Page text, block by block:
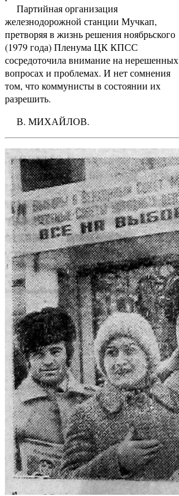
Партийная организация
железнодорожной станции Мучкап,
претворяя в жизнь решения ноябрьского
(1979 года) Пленума ЦК КПСС
сосредоточила внимание на нерешенных
вопросах и проблемах. И нет сомнения
том, что коммунисты в состоянии их
разрешить.
В. МИХАЙЛОВ.